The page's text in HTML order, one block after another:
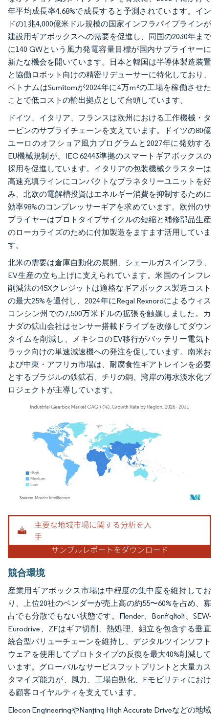
年平均成長率4.68%で成長すると予測されています。イン
ドの1兆4,000億米ドル規模の国家インフラパイプラインが
建設用ギアボックスへの需要を促進し、同国の2030年まで
に140 GWという風力発電容量目標が国内サプライヤーに
新たな機会を開いています。日本と韓国は半導体製造装置
と協働ロボット向けの精密リデューサーに特化しており、
ベトナムはSumitomが2024年に4万m²の工場を稼働させた
ことで低コストの輸出拠点として台頭しています。
ドイツ、イタリア、フランスは欧州における工作機械・タ
ービンのサプライチェーンを支えています。ドイツの80億
ユーロのオフショア風力プログラムと2027年に発効する
EU機械規制が、IEC 62443準拠のスマートギアボックスの
採用を促進しています。イタリアの包装機械クラスターは
高速充填ラインにコンパクトなプラネタリーユニットを好
み、北欧の電解槽投資はエネルギー消費を抑制するために
効率98%のコンプレッサーギアを求めています。欧州のサ
プライヤーはプロトタイプサイクルの短縮と補修部品生産
のローカライズのために付加製造をますます活用していま
す。
北米の需要は倉庫自動化の展開、シェールガスインフラ、
EV生産の立ち上げに支えられています。米国のインフレ
削減法の45Xクレジットは適格なギアボックス製造コスト
の最大25%を還付し、2024年にRegal Rexnordによるウィス
コンシン州での7,500万米ドルの拡張を触媒しました。カ
ナダの鉱山会社はセンサー搭載ドライブを改修してダウン
タイムを削減し、メキシコのEV移行がバッテリー電気ト
ラック向けの単速減速機への発注を促しています。南米お
よび中東・アフリカ市場は、耐腐食性ギアトレインを必要
とするブラジルの鉄鉱石、チリの銅、湾岸の海水淡水化プ
ロジェクトが主導しています。
画像 © Mordor Intelligence。再利用にはCC BY 4.0の表示が必要です。
競合環境
産業用ギアボックス市場は中程度の集中度を維持してお
り、上位20社のベンダーが売上高の約55〜60%を占め、寡
占でも分散でもない状態です。Flender、Bonfiglioli、SEW-
Eurodrive、ZFはギア切削、熱処理、組立を包含する垂直
統合型バリューチェーンを維持し、デジタルツインソフト
ウェアを使用してプロトタイプの反復を最大40%削減して
います。グローバルなサービスフットプリントと大量カス
タマイズ能力が、風力、工場自動化、Eモビリティにおけ
る顧客ロイヤルティを支えています。
Elecon EngineeringやNanjing High Accurate Driveなどの地域